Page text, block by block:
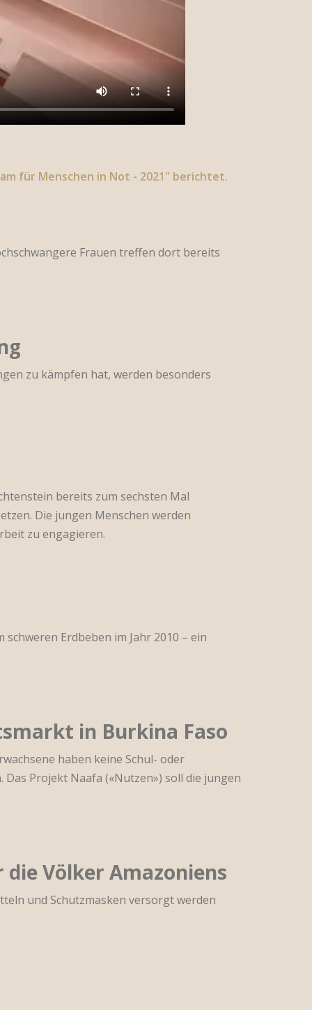
für Menschen in Not - 2021" berichtet.
Frauen treffen dort bereits
zu kämpfen hat, werden besonders
bereits zum sechsten Mal
Die jungen Menschen werden
zu engagieren.
Erdbeben im Jahr 2010 – ein
in Burkina Faso
haben keine Schul- oder
Projekt Naafa («Nutzen») soll die jungen
Völker Amazoniens
und Schutzmasken versorgt werden